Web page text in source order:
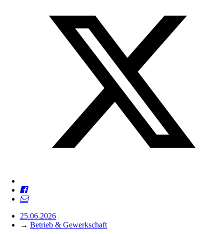
25.06.2026
→ Betrieb & Gewerkschaft